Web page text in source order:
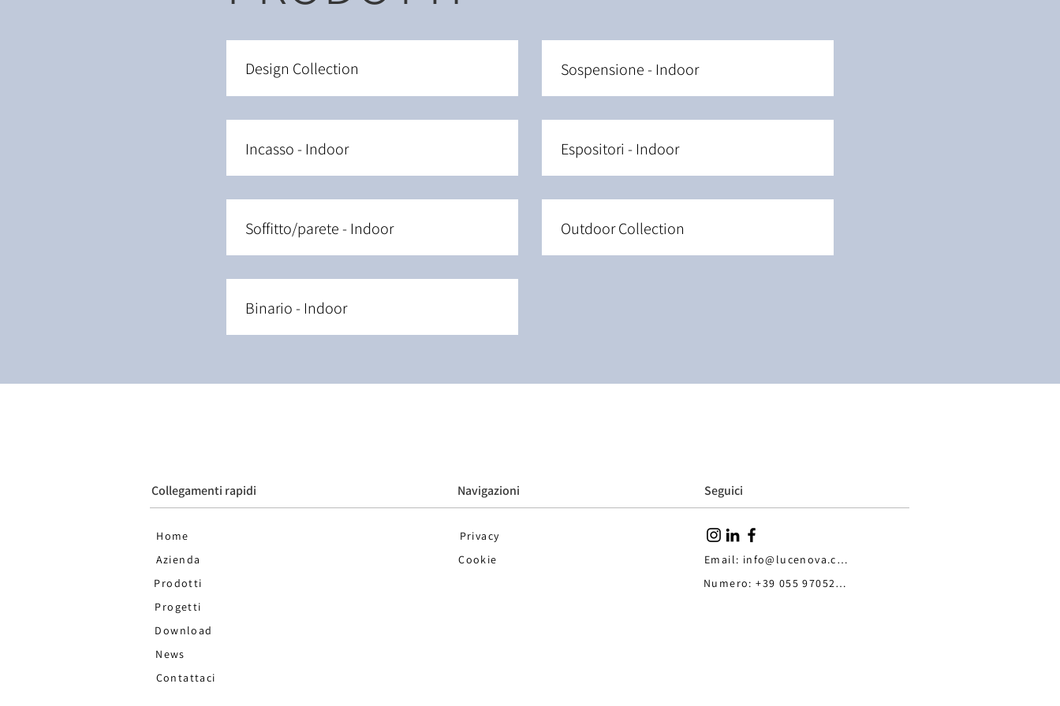
Design Collection
Incasso - Indoor
Soffitto/parete - Indoor
Binario - Indoor
Sospensione - Indoor
Espositori - Indoor
Outdoor Collection
Collegamenti rapidi Navigazioni Seguici
Home
Azienda
Prodotti
Privacy
Cookie
Email: info@lucenova.com
Numero: +39 055 9705259
Progetti
Download
News
Contattaci